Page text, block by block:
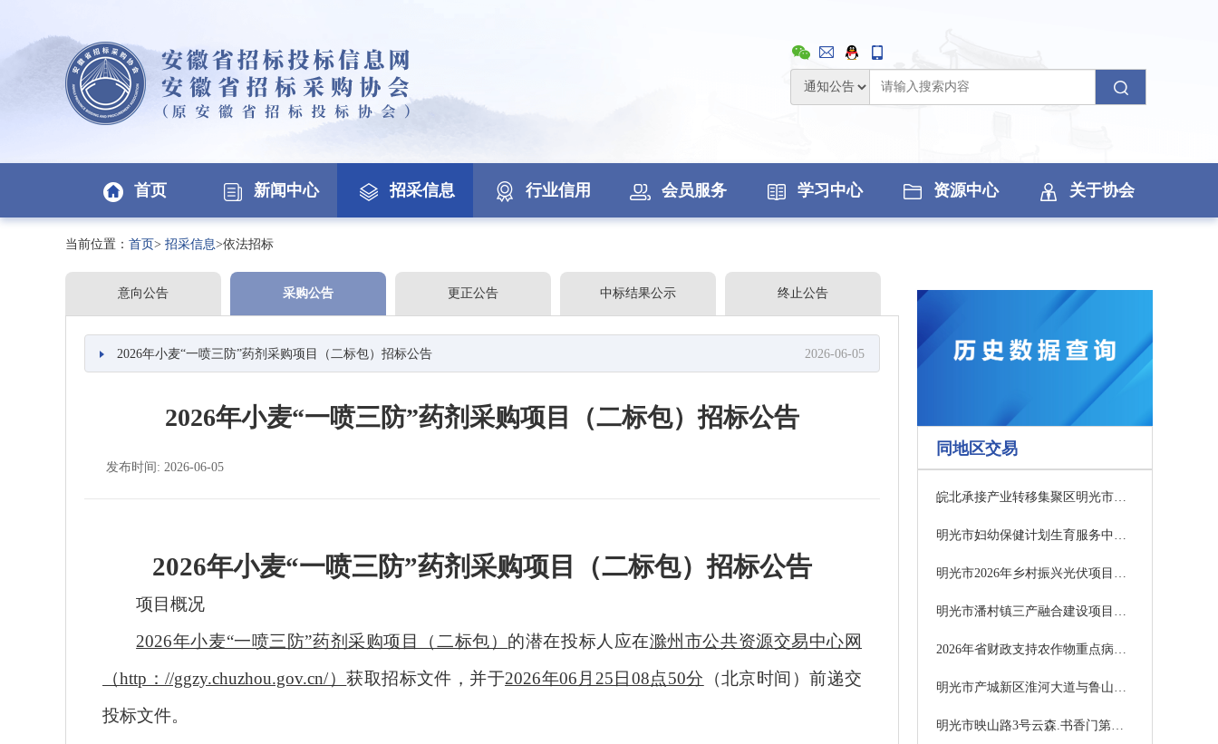
首页 新闻中心 招采信息 行业信用 会员服务 学习中心 资源中心 关于协会
当前位置： 首页> 招采信息>依法招标
意向公告 采购公告 更正公告 中标结果公示 终止公告
2026年小麦“一喷三防”药剂采购项目（二标包）招标公告 2026-06-05
2026年小麦“一喷三防”药剂采购项目（二标包）招标公告
发布时间: 2026-06-05
2026年小麦“一喷三防”药剂采购项目（二标包）招标公告
项目概况
2026年小麦“一喷三防”药剂采购项目（二标包） 的潜在投标人 应在滁州市公共资源交易中心网
（http：//ggzy.chuzhou.gov.cn/）获取招标文件 ，并于2026年06月25日08点50分 （北京时间）前递交
投标文件。
同地区交易
皖北承接产业转移集聚区明光市新能源科技产业园配套S319-G104段北段道路建设项目招标公告信息
明光市妇幼保健计划生育服务中心检验试剂配送项目招标公告
明光市2026年乡村振兴光伏项目中标候选人公示
明光市潘村镇三产融合建设项目经二路及辅路工程中标候选人公示
2026年省财政支持农作物重点病虫害小麦赤霉病防控药剂采购项目（一标包）成交结果公告
明光市产城新区淮河大道与鲁山路交叉口西南角A2厂房1-2层出售项目交易公告
明光市映山路3号云森.书香门第（幼儿园）教育用房2-3层出租项目（二次）交易公告